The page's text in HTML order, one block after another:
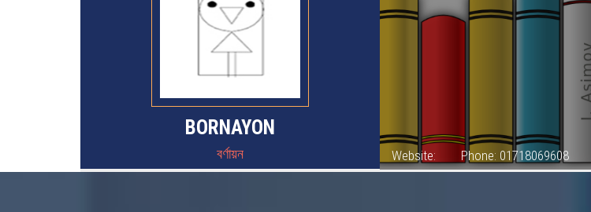
BORNAYON
বর্ণায়ন Website: Phone: 01718069608